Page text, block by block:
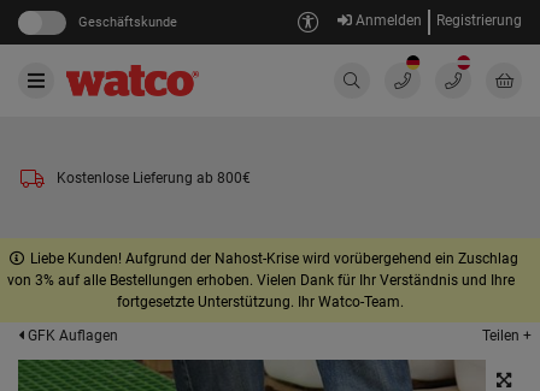
Geschäftskunde Anmelden Registrierung
Kostenlose Lieferung ab 800€
Liebe Kunden! Aufgrund der Nahost-Krise wird vorübergehend ein Zuschlag
von 3% auf alle Bestellungen erhoben. Vielen Dank für Ihr Verständnis und Ihre
fortgesetzte Unterstützung. Ihr Watco-Team.
GFK Auflagen
Teilen +